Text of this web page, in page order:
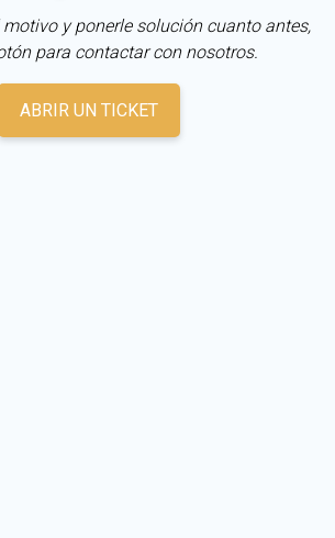
y ponerle solución cuanto antes,
para contactar con nosotros.
ABRIR UN TICKET